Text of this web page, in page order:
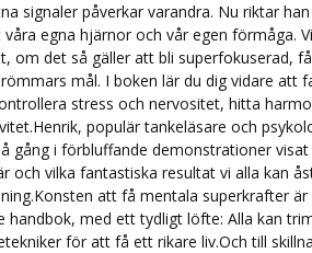
signaler påverkar varandra. Nu riktar
egna hjärnor och vår egen förmåga.
om det så gäller att bli superfokuserad,
mål. I boken lär du dig vidare att
stress och nervositet, hitta
populär tankeläsare och
gång i förbluffande demonstrationer
och vilka fantastiska resultat vi alla kan
att få mentala superkrafter är
handbok, med ett tydligt löfte: Alla kan
för att få ett rikare liv.Och till